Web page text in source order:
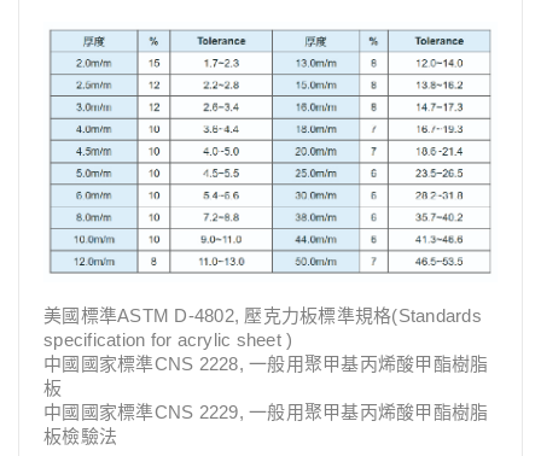
美國標準ASTM D-4802, 壓克力板標準規格(Standards
specification for acrylic sheet )
中國國家標準CNS 2228, 一般用聚甲基丙烯酸甲酯樹脂
板
中國國家標準CNS 2229, 一般用聚甲基丙烯酸甲酯樹脂
板檢驗法